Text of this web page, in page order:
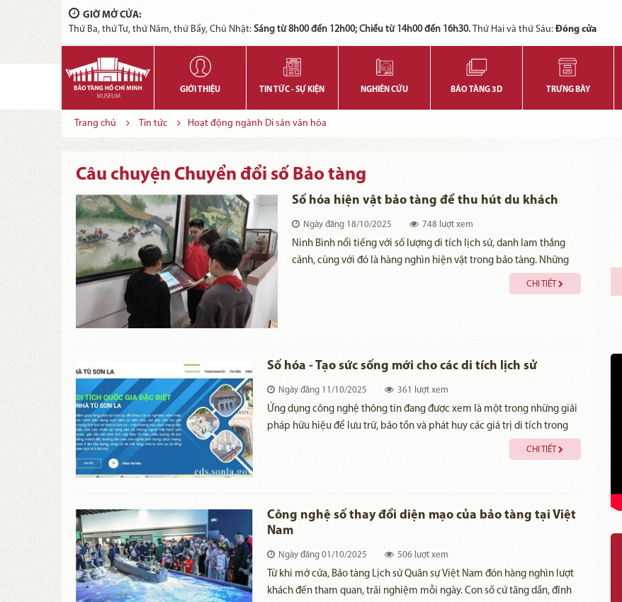
GIỜ MỞ CỬA:
Thứ Ba, thứ Tư, thứ Năm, thứ Bẩy, Chủ Nhật: Sáng từ 8h00 đến 12h00; Chiều từ 14h00 đến 16h30. Thứ Hai và thứ Sáu: Đóng cửa
GIỚI THIỆU TIN TỨC - SỰ KIỆN NGHIÊN CỨU BẢO TÀNG 3D TRƯNG BÀY
Trang chủ Tin tức Hoạt động ngành Di sản văn hóa
Câu chuyện Chuyển đổi số Bảo tàng
Số hóa hiện vật bảo tàng để thu hút du khách
Ngày đăng 18/10/2025 748 lượt xem
Ninh Bình nổi tiếng với số lượng di tích lịch sử, danh lam thắng
cảnh, cùng với đó là hàng nghìn hiện vật trong bảo tàng. Những
năm qua, các địa phương và ngành chức năng đã thực hiện số hóa
các dữ liệu di sản. Tại Bảo tàng Ninh Bình, việc đẩy mạnh ứng
CHI TIẾT
Số hóa - Tạo sức sống mới cho các di tích lịch sử
Ngày đăng11/10/2025 361 lượt xem
Ứng dụng công nghệ thông tin đang được xem là một trong những giải
pháp hữu hiệu để lưu trữ, bảo tồn và phát huy các giá trị di tích trong
giai đoạn hiện nay. Chính vì vậy, việc số hóa các điểm di tích lịch sử, văn
hóa cũng đã, đang được ngành Văn hóa Sơn La triển khai nhằm đem đến
bằng công nghệ VR của Bảo tàng tỉnh Sơn La, cho thấy hiệu quả về bảo
tồn và phát huy giá trị di tích trong thời đại công nghệ số.
CHI TIẾT
Công nghệ số thay đổi diện mạo của bảo tàng tại Việt
Nam
Ngày đăng01/10/2025 506 lượt xem
Từ khi mở cửa, Bảo tàng Lịch sử Quân sự Việt Nam đón hàng nghìn lượt
khách đến tham quan, trải nghiệm mỗi ngày. Con số cứ tăng dần, đỉnh